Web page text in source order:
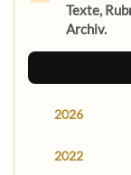
Texte,
Archiv.
2026
2022